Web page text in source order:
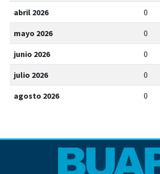
abril 2026 0
mayo 2026 0
junio 2026 0
julio 2026 0
agosto 2026 0